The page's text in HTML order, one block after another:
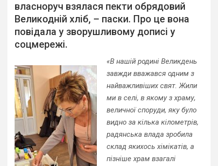
власноруч взялася пекти обрядовий
Великодній хліб, – паски. Про це вона
повідала у зворушливому дописі у
соцмережі.
«В нашій родині Великдень
завжди вважався одним з
найважливіших свят. Жили
ми в селі, в якому з храму,
величної споруди, яку було
видно за кілька кілометрів,
радянська влада зробила
склад якихось хімікатів, а
пізніше храм взагалі